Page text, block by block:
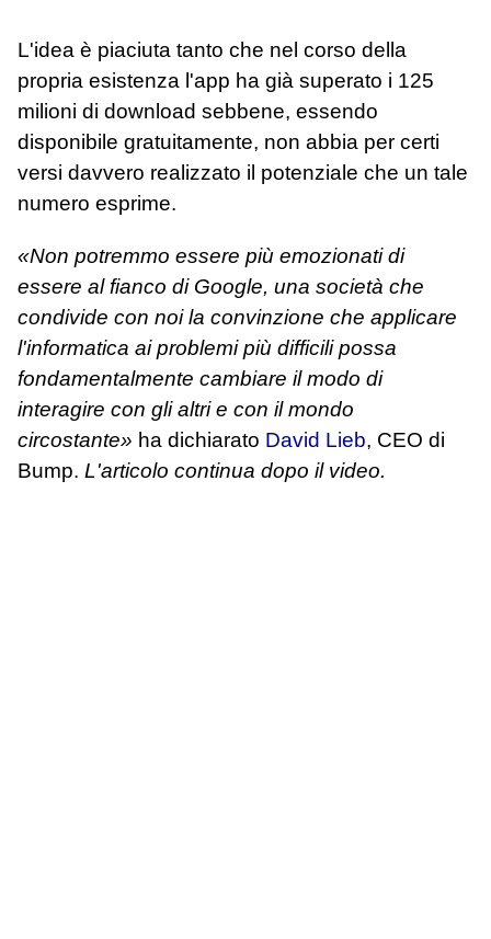
L'idea è piaciuta tanto che nel corso della
propria esistenza l'app ha già superato i 125
milioni di download sebbene, essendo
disponibile gratuitamente, non abbia per certi
versi davvero realizzato il potenziale che un tale
numero esprime.
«Non potremmo essere più emozionati di
essere al fianco di Google, una società che
condivide con noi la convinzione che applicare
l'informatica ai problemi più difficili possa
fondamentalmente cambiare il modo di
interagire con gli altri e con il mondo
circostante» ha dichiarato David Lieb, CEO di
Bump. L'articolo continua dopo il video.